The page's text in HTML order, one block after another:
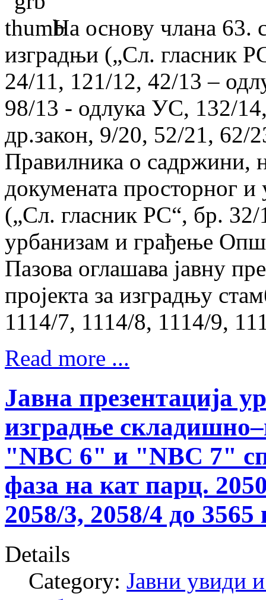
На основу члана 63.
изградњи („Сл. гласник
24/11, 121/12, 42/13 –
98/13 - одлука УС, 132/
др.закон, 9/20, 52/21, 62/
Правилника о садржини,
докумената просторног
(„Сл. гласник РС“, бр.
урбанизам и грађење
Пазова оглашава јавну
пројекта за изградњу
1114/7, 1114/8, 1114/9,
Read more ...
Јавна презентација
изградње
"NBC 6" и "NBC 7"
фаза на кат парц.
2058/3, 2058/4 до
Details
Category: Јавни увиди